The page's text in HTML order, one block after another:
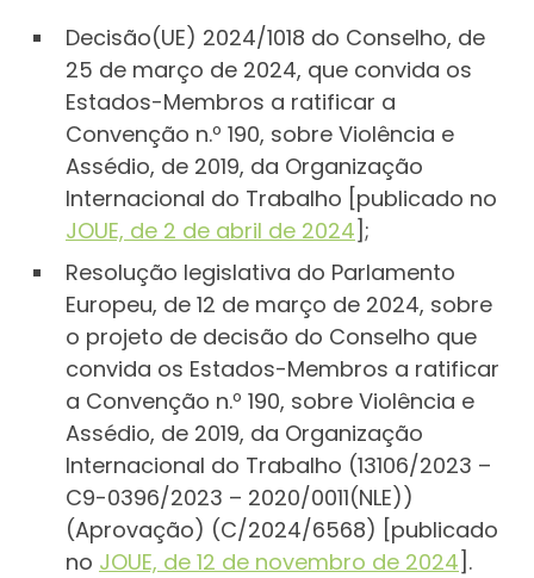
Decisão(UE) 2024/1018 do Conselho, de
25 de março de 2024, que convida os
Estados-Membros a ratificar a
Convenção n.º 190, sobre Violência e
Assédio, de 2019, da Organização
Internacional do Trabalho [publicado no
JOUE, de 2 de abril de 2024];
Resolução legislativa do Parlamento
Europeu, de 12 de março de 2024, sobre
o projeto de decisão do Conselho que
convida os Estados-Membros a ratificar
a Convenção n.º 190, sobre Violência e
Assédio, de 2019, da Organização
Internacional do Trabalho (13106/2023 –
C9-0396/2023 – 2020/0011(NLE))
(Aprovação) (C/2024/6568) [publicado
no JOUE, de 12 de novembro de 2024].